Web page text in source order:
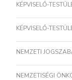
KÉPVISELŐ-
KÉPVISELŐ-
NEMZETI
NEMZETISÉGI